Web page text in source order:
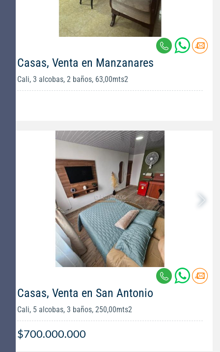
Casas, Venta en Manzanares
Cali, 3 alcobas, 2 baños, 63,00mts2
Casas, Venta en San Antonio
Cali, 5 alcobas, 3 baños, 250,00mts2
$700.000.000